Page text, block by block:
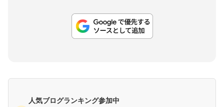
人気ブログランキング参加中